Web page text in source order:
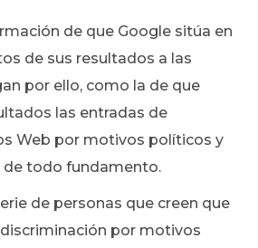
de que Google sitúa en
de sus resultados a las
por ello, como la de que
las entradas de
Web por motivos políticos y
de todo fundamento.
de personas que creen que
por motivos